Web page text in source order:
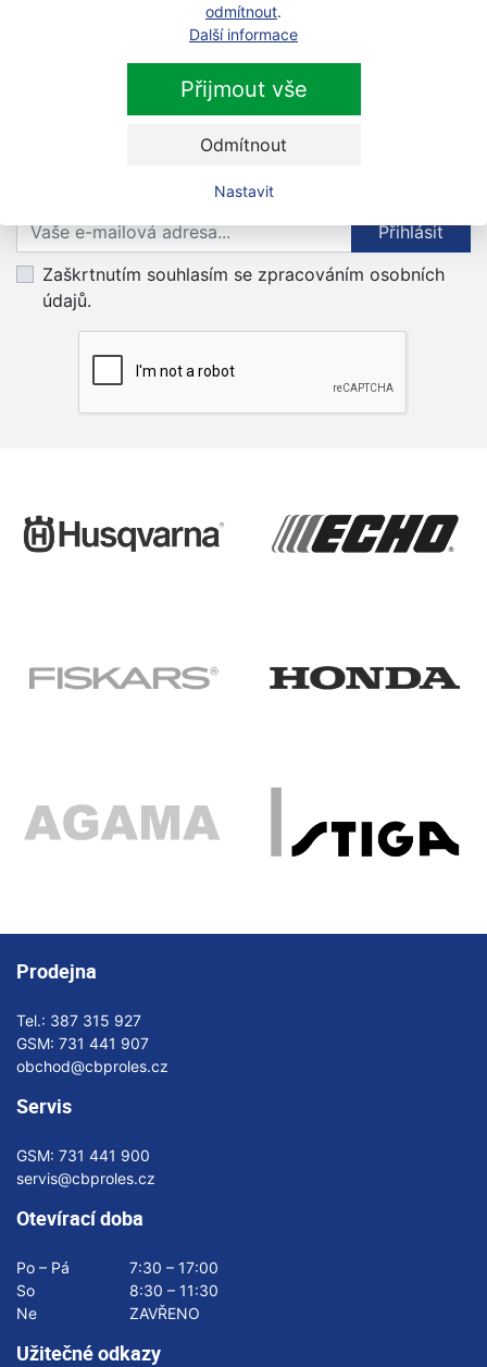
odmítnout.
Další informace
Přijmout vše
Odmítnout
Nastavit
36 990 Kč s DPH
Přihlaste se k odběru novinek
Přihlásit
Zaškrtnutím souhlasím se zpracováním osobních
údajů.
Prodejna
Tel.: 387 315 927
GSM: 731 441 907
obchod@cbproles.cz
Servis
GSM: 731 441 900
servis@cbproles.cz
Otevírací doba
Po – Pá
7:30 – 17:00
So
8:30 – 11:30
Ne
ZAVŘENO
Užitečné odkazy